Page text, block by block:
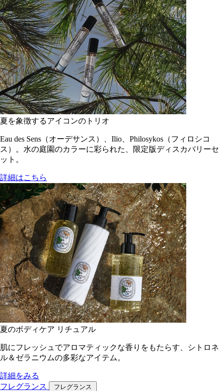
夏を象徴するアイコンのトリオ
Eau des Sens（オーデサンス）、Ilio、Philosykos（フィロシコ
ス）。水の庭園のカラーに彩られた、限定版ディスカバリーセ
ット。
詳細はこちら
夏のボディケア リチュアル
肌にフレッシュでアロマティックな香りをもたらす、シトロネ
ル＆ゼラニウムの多彩なアイテム。
詳細をみる
フレグランス
フレグランス